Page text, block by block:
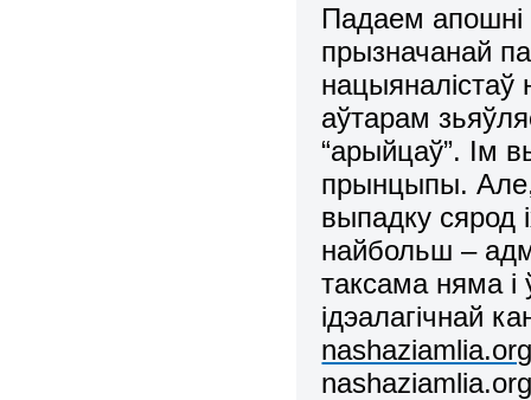
Падаем апошні
прызначанай
нацыяналістаў
аўтарам
“арыйцаў”. Ім
прынцыпы.
выпадку сярод
найбольш –
таксама няма
ідэалагічнай